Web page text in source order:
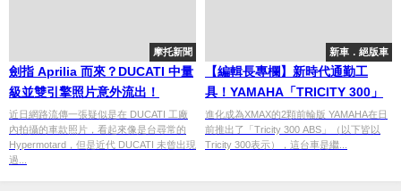
摩托新聞
劍指 Aprilia 而來？DUCATI 中量
級並雙引擎照片意外流出！
近日網路流傳一張疑似是在 DUCATI 工廠
內拍攝的車款照片，看起來像是台尋常的
Hypermotard，但是近代 DUCATI 未曾出現
過...
新車．絕版車
【編輯長專欄】新時代通勤工
具！YAMAHA「TRICITY 300」
進化成為XMAX的2顆前輪版 YAMAHA在日
前推出了「Tricity 300 ABS」（以下皆以
Tricity 300表示），這台車是繼...